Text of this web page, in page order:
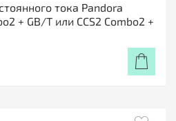
тока Pandora
+ GB/T или CCS2 Combo2 +